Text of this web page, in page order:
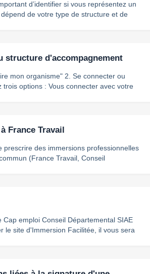
d’identifier si vous représentez un
structure d'accompagnement
2. Se connecter ou
France Travail
des immersions professionnelles
(France Travail, Conseil